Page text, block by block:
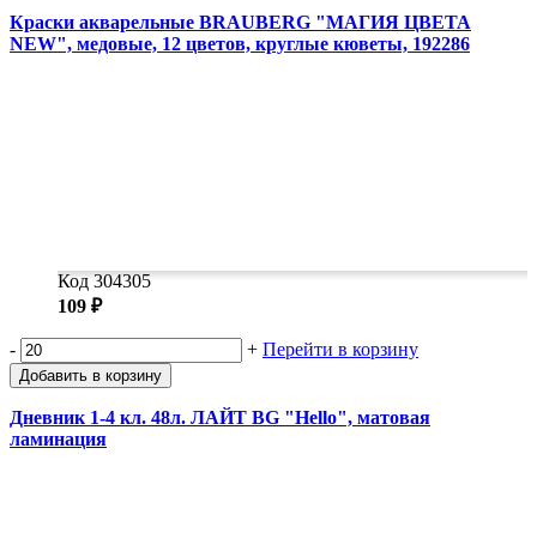
Краски акварельные BRAUBERG "МАГИЯ ЦВЕТА
NEW", медовые, 12 цветов, круглые кюветы, 192286
Код 304305
109 ₽
- + Перейти в корзину
Добавить в корзину
Дневник 1-4 кл. 48л. ЛАЙТ BG "Hello", матовая
ламинация